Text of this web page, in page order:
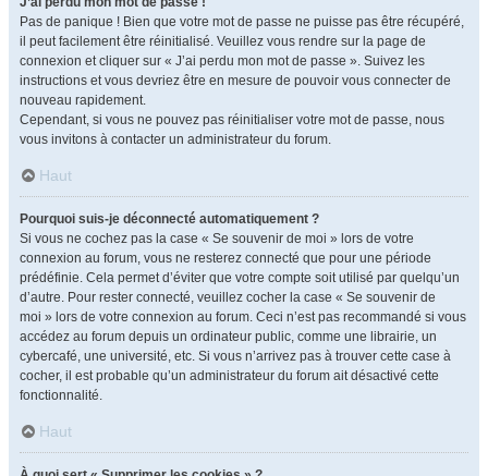
Pas de panique ! Bien que votre mot de passe ne puisse pas être récupéré,
il peut facilement être réinitialisé. Veuillez vous rendre sur la page de
connexion et cliquer sur « J’ai perdu mon mot de passe ». Suivez les
instructions et vous devriez être en mesure de pouvoir vous connecter de
nouveau rapidement.
Cependant, si vous ne pouvez pas réinitialiser votre mot de passe, nous
vous invitons à contacter un administrateur du forum.
Haut
Pourquoi suis-je déconnecté automatiquement ?
Si vous ne cochez pas la case « Se souvenir de moi » lors de votre
connexion au forum, vous ne resterez connecté que pour une période
prédéfinie. Cela permet d’éviter que votre compte soit utilisé par quelqu’un
d’autre. Pour rester connecté, veuillez cocher la case « Se souvenir de
moi » lors de votre connexion au forum. Ceci n’est pas recommandé si vous
accédez au forum depuis un ordinateur public, comme une librairie, un
cybercafé, une université, etc. Si vous n’arrivez pas à trouver cette case à
cocher, il est probable qu’un administrateur du forum ait désactivé cette
fonctionnalité.
Haut